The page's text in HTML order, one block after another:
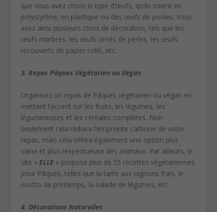
que vous avez choisi le type d’œufs, qu’ils soient en
polystyrène, en plastique ou des œufs de poules. Vous
avez ainsi plusieurs choix de décoration, tels que les
œufs marbrés, les œufs ornés de perles, les œufs
recouverts de papier collé, etc.
3. Repas Pâques Végétarien ou Végan
Organisez un repas de Pâques végétarien ou végan en
mettant l’accent sur les fruits, les légumes, les
légumineuses et les céréales complètes. Non
seulement cela réduira l’empreinte carbone de votre
repas, mais cela offrira également une option plus
saine et plus respectueuse des animaux. Par ailleurs, le
site « ELLE» propose plus de 55 recettes végétariennes
pour Pâques, telles que la tarte aux oignons frais, le
risotto de printemps, la salade de légumes, etc.
4. Décorations Naturelles